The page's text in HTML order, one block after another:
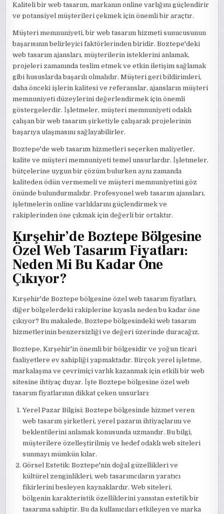
Kaliteli bir web tasarım, markanın online varlığını güçlendirir
ve potansiyel müşterileri çekmek için önemli bir araçtır.
Müşteri memnuniyeti, bir web tasarım hizmeti sunucusunun
başarısının belirleyici faktörlerinden biridir. Boztepe'deki
web tasarım ajansları, müşterilerin isteklerini anlamak,
projeleri zamanında teslim etmek ve etkin iletişim sağlamak
gibi hususlarda başarılı olmalıdır. Müşteri geri bildirimleri,
daha önceki işlerin kalitesi ve referanslar, ajansların müşteri
memnuniyeti düzeylerini değerlendirmek için önemli
göstergelerdir. İşletmeler, müşteri memnuniyeti odaklı
çalışan bir web tasarım şirketiyle çalışarak projelerinin
başarıya ulaşmasını sağlayabilirler.
Boztepe'de web tasarım hizmetleri seçerken maliyetler,
kalite ve müşteri memnuniyeti temel unsurlardır. İşletmeler,
bütçelerine uygun bir çözüm bulurken aynı zamanda
kaliteden ödün vermemeli ve müşteri memnuniyetini göz
önünde bulundurmalıdır. Profesyonel web tasarım ajansları,
işletmelerin online varlıklarını güçlendirmek ve
rakiplerinden öne çıkmak için değerli bir ortaktır.
Kırşehir’de Boztepe Bölgesine
Özel Web Tasarım Fiyatları:
Neden Mi Bu Kadar Öne
Çıkıyor?
Kırşehir'de Boztepe bölgesine özel web tasarım fiyatları,
diğer bölgelerdeki rakiplerine kıyasla neden bu kadar öne
çıkıyor? Bu makalede, Boztepe bölgesindeki web tasarım
hizmetlerinin benzersizliği ve değeri üzerinde duracağız.
Boztepe, Kırşehir'in önemli bir bölgesidir ve yoğun ticari
faaliyetlere ev sahipliği yapmaktadır. Birçok yerel işletme,
markalaşma ve çevrimiçi varlık kazanmak için etkili bir web
sitesine ihtiyaç duyar. İşte Boztepe bölgesine özel web
tasarım fiyatlarının dikkat çeken unsurları:
Yerel Pazar Bilgisi: Boztepe bölgesinde hizmet veren
web tasarım şirketleri, yerel pazarın ihtiyaçlarını ve
beklentilerini anlamak konusunda uzmandır. Bu bilgi,
müşterilere özelleştirilmiş ve hedef odaklı web siteleri
sunmayı mümkün kılar.
Görsel Estetik: Boztepe'nin doğal güzellikleri ve
kültürel zenginlikleri, web tasarımcıların yaratıcı
fikirlerini besleyen kaynaklardır. Web siteleri,
bölgenin karakteristik özelliklerini yansıtan estetik bir
tasarıma sahiptir. Bu da kullanıcıları etkileyen ve marka